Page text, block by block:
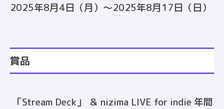
2025年8月4日（月）～2025年8月17日（日）
賞品
「Stream Deck」 ＆ nizima LIVE for indie 年間